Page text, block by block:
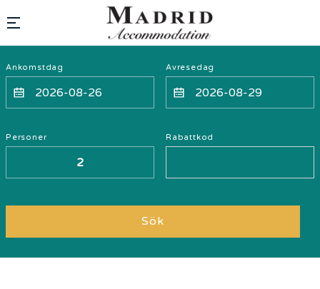
Ankomstdag Avresedag
Personer Rabattkod
Sök